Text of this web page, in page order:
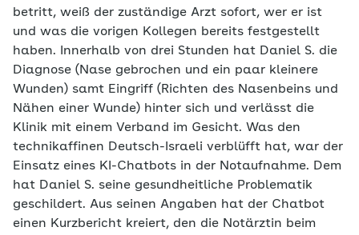
betritt, weiß der zuständige Arzt sofort, wer er ist
und was die vorigen Kollegen bereits festgestellt
haben. Innerhalb von drei Stunden hat Daniel S. die
Diagnose (Nase gebrochen und ein paar kleinere
Wunden) samt Eingriff (Richten des Nasenbeins und
Nähen einer Wunde) hinter sich und verlässt die
Klinik mit einem Verband im Gesicht. Was den
technikaffinen Deutsch-Israeli verblüfft hat, war der
Einsatz eines KI-Chatbots in der Notaufnahme. Dem
hat Daniel S. seine gesundheitliche Problematik
geschildert. Aus seinen Angaben hat der Chatbot
einen Kurzbericht kreiert, den die Notärztin beim